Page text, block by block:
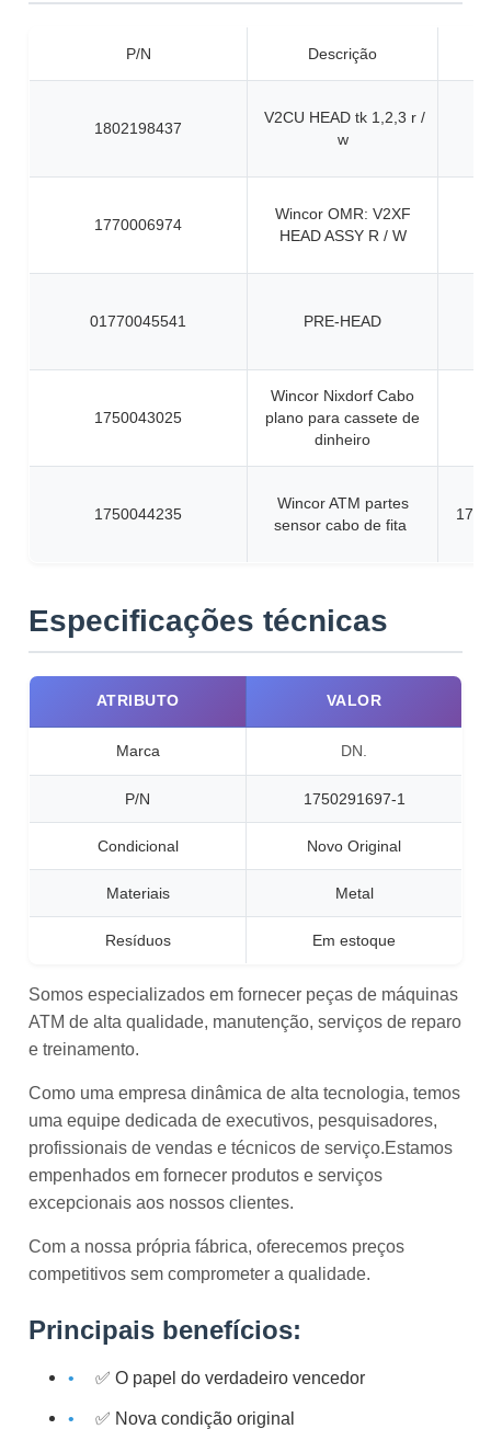
P/N Descrição
1802198437
V2CU HEAD tk 1,2,3 r /
w
1770006974
Wincor OMR: V2XF
HEAD ASSY R / W
01770045541 PRE-HEAD
1750043025
Wincor Nixdorf Cabo
plano para cassete de
dinheiro
1750044235
Wincor ATM partes
sensor cabo de fita
Especificações técnicas
ATRIBUTO VALOR
Marca DN.
P/N 1750291697-1
Condicional Novo Original
Materiais Metal
Resíduos Em estoque
Somos especializados em fornecer peças de máquinas
ATM de alta qualidade, manutenção, serviços de reparo
e treinamento.
Como uma empresa dinâmica de alta tecnologia, temos
uma equipe dedicada de executivos, pesquisadores,
profissionais de vendas e técnicos de serviço.Estamos
empenhados em fornecer produtos e serviços
excepcionais aos nossos clientes.
Com a nossa própria fábrica, oferecemos preços
competitivos sem comprometer a qualidade.
Principais benefícios:
✅ O papel do verdadeiro vencedor
✅ Nova condição original